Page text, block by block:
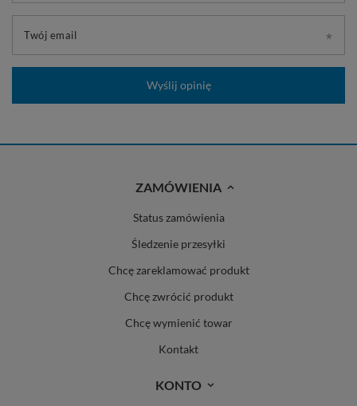
Twój email
Wyślij opinię
ZAMÓWIENIA
Status zamówienia
Śledzenie przesyłki
Chcę zareklamować produkt
Chcę zwrócić produkt
Chcę wymienić towar
Kontakt
KONTO